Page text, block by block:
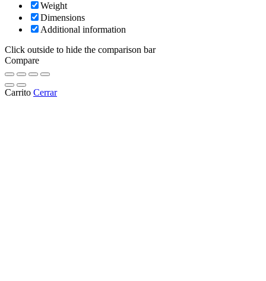
Weight
Dimensions
Additional information
Click outside to hide the comparison bar
Compare
Carrito Cerrar